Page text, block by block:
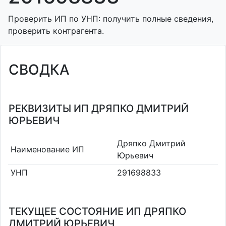
Проверить ИП по УНП: получить полные сведения,
проверить контрагента.
СВОДКА
РЕКВИЗИТЫ ИП ДРЯПКО ДМИТРИЙ
ЮРЬЕВИЧ
Наименование ИП
Дряпко Дмитрий
Юрьевич
УНП
291698833
ТЕКУЩЕЕ СОСТОЯНИЕ ИП ДРЯПКО
ДМИТРИЙ ЮРЬЕВИЧ